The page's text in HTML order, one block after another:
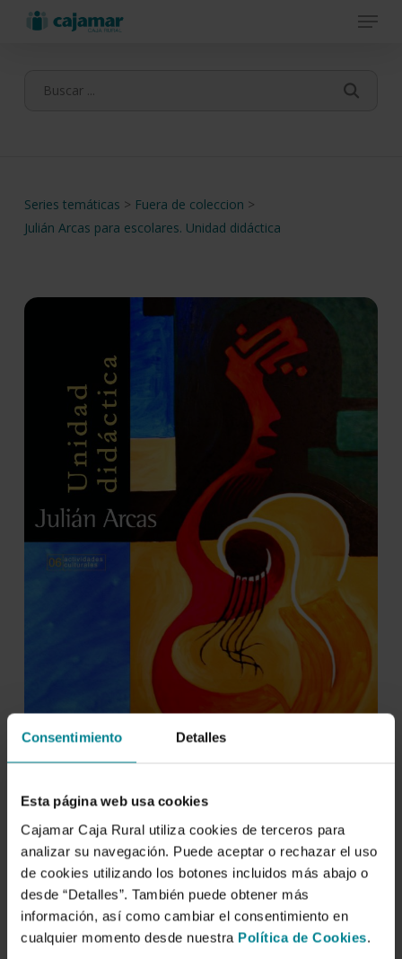
Consentimiento Detalles
Esta página web usa cookies
Cajamar Caja Rural utiliza cookies de terceros para
analizar su navegación. Puede aceptar o rechazar el uso
de cookies utilizando los botones incluidos más abajo o
desde “Detalles”. También puede obtener más
información, así como cambiar el consentimiento en
cualquier momento desde nuestra Política de Cookies.
Menu
Series temáticas > Fuera de coleccion >
Julián Arcas para escolares. Unidad didáctica
Descargar
Julián Arcas para escolares.
Unidad didáctica